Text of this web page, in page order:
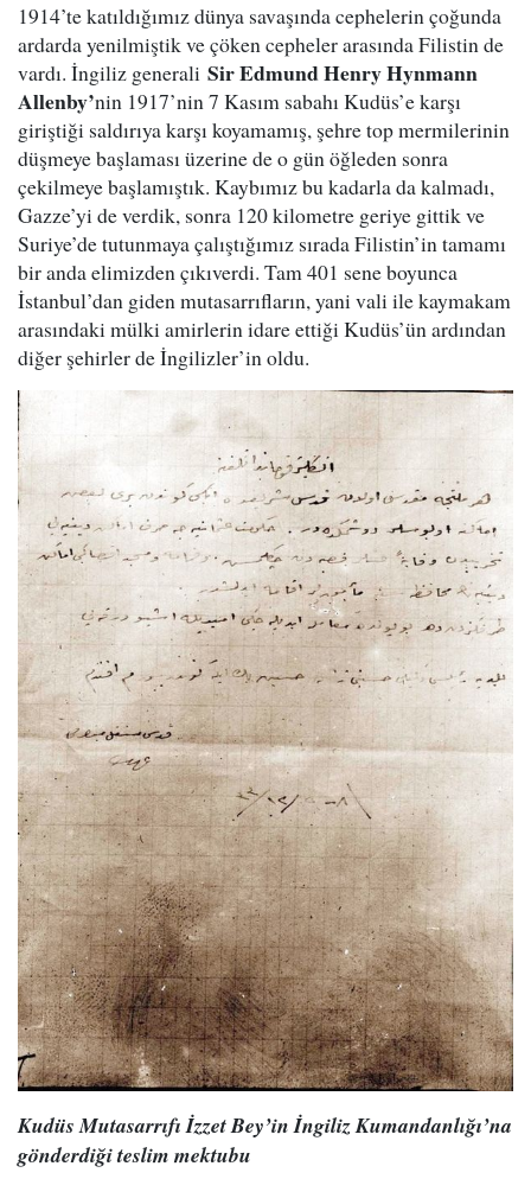
1914’te katıldığımız dünya savaşında cephelerin çoğunda
ardarda yenilmiştik ve çöken cepheler arasında Filistin de
vardı. İngiliz generali Sir Edmund Henry Hynmann
Allenby’nin 1917’nin 7 Kasım sabahı Kudüs’e karşı
giriştiği saldırıya karşı koyamamış, şehre top mermilerinin
düşmeye başlaması üzerine de o gün öğleden sonra
çekilmeye başlamıştık. Kaybımız bu kadarla da kalmadı,
Gazze’yi de verdik, sonra 120 kilometre geriye gittik ve
Suriye’de tutunmaya çalıştığımız sırada Filistin’in tamamı
bir anda elimizden çıkıverdi. Tam 401 sene boyunca
İstanbul’dan giden mutasarrıfların, yani vali ile kaymakam
arasındaki mülki amirlerin idare ettiği Kudüs’ün ardından
diğer şehirler de İngilizler’in oldu.
Kudüs Mutasarrıfı İzzet Bey’in İngiliz Kumandanlığı’na
gönderdiği teslim mektubu